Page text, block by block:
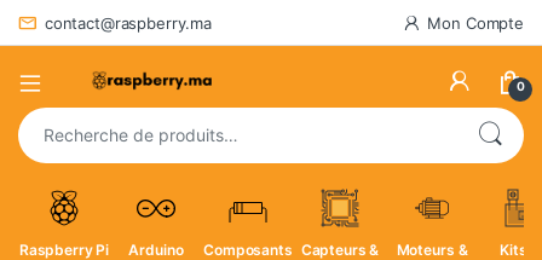
contact@raspberry.ma Mon Compte
0
Recherche pour :
Raspberry Pi
Arduino
Composants Capteurs &
Moteurs &
Kits